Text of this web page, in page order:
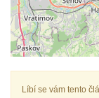
Líbí se vám tento